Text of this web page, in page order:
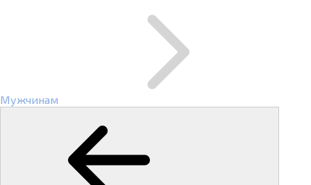
Мужчинам